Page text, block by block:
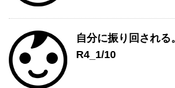
自分に振り回され
R4_1/10